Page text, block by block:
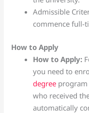
Admissible
commence full-
How to Apply
How to Apply:
you need to
degree
who received
automatically